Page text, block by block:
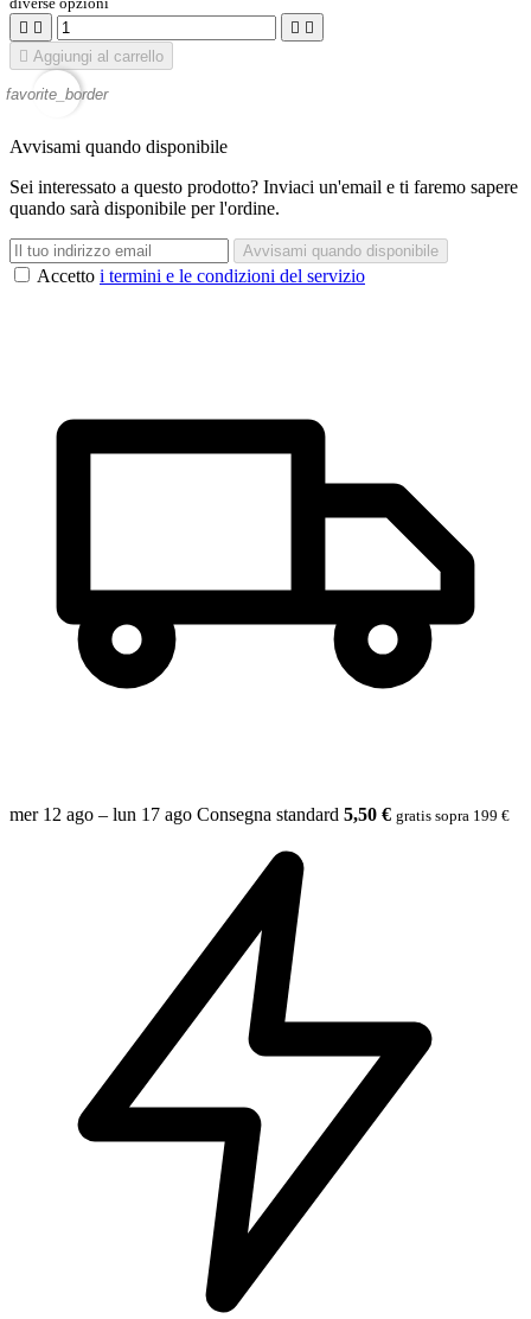
   
 Aggiungi al carrello
favorite_border
Avvisami quando disponibile
Sei interessato a questo prodotto? Inviaci un'email e ti faremo sapere
quando sarà disponibile per l'ordine.
Avvisami quando disponibile
Accetto i termini e le condizioni del servizio
mer 12 ago – lun 17 ago Consegna standard 5,50 € gratis sopra 199 €